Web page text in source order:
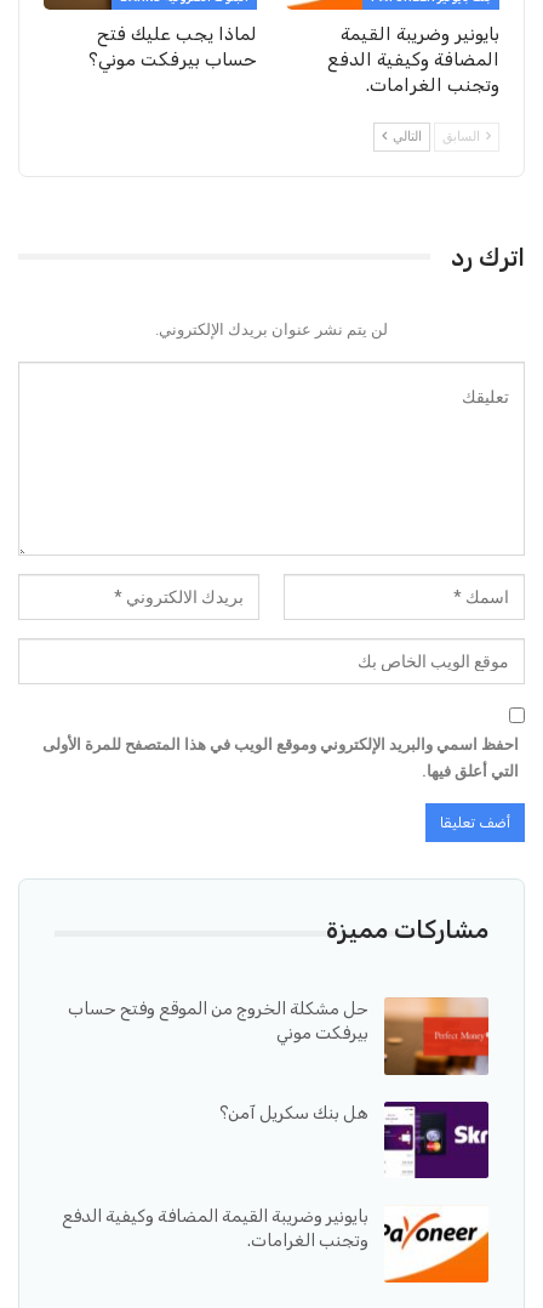
بايونير وضريبة القيمة
المضافة وكيفية الدفع
وتجنب الغرامات.
لماذا يجب عليك فتح
حساب بيرفكت موني؟
السابق التالي
اترك رد
لن يتم نشر عنوان بريدك الإلكتروني.
احفظ اسمي والبريد الإلكتروني وموقع الويب في هذا المتصفح للمرة الأولى
التي أعلق فيها.
مشاركات مميزة
حل مشكلة الخروج من الموقع وفتح حساب
بيرفكت موني
هل بنك سكريل آمن؟
بايونير وضريبة القيمة المضافة وكيفية الدفع
وتجنب الغرامات.